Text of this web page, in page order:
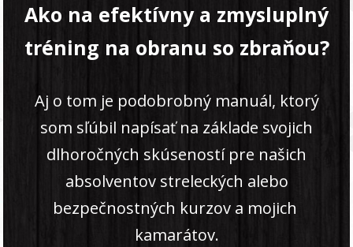
Ako na efektívny a zmysluplný
tréning na obranu so zbraňou?
Aj o tom je podobrobný manuál, ktorý
som sľúbil napísať na základe svojich
dlhoročných skúseností pre našich
absolventov streleckých alebo
bezpečnostných kurzov a mojich
kamarátov.